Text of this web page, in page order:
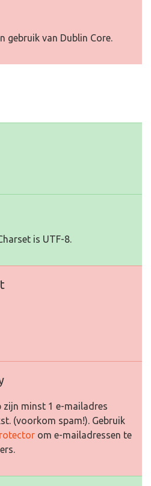
gebruik van Dublin Core.
is UTF-8.
zijn minst 1 e-mailadres
(voorkom spam!). Gebruik
om e-mailadressen te